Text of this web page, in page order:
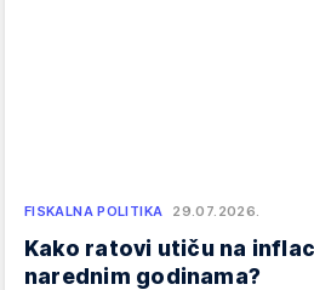
FISKALNA POLITIKA 29.07.2026.
Kako ratovi utiču na
narednim godinama?